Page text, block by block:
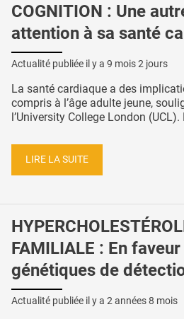
COGNITION : Une
attention à sa santé
Actualité publiée il y a 9 mois 2 jours
La santé cardiaque a des
compris à l’âge adulte jeune,
l’University College London (UCL).
LIRE LA SUITE
FAMILIALE : En
génétiques de
Actualité publiée il y a 2 années 8 mois